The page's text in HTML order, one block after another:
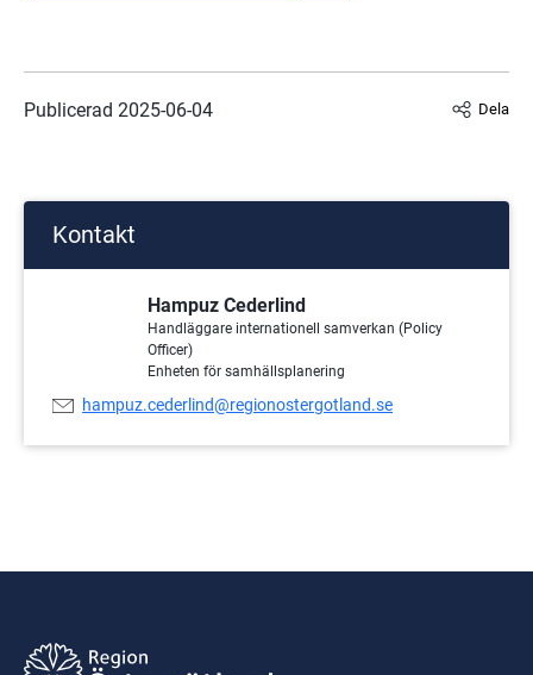
Publicerad 2025-06-04 Dela
Kontakt
Hampuz Cederlind
Handläggare internationell samverkan (Policy
Officer)
Enheten för samhällsplanering
E-
hampuz.cederlind@regionostergotland.se